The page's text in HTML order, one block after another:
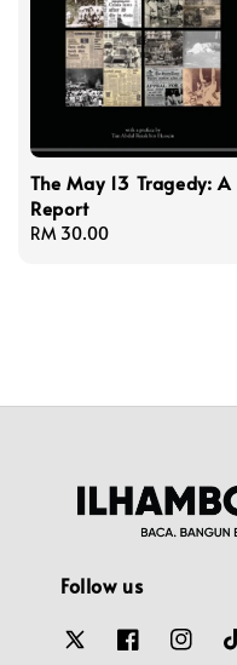
The May 13 Tragedy: A
Report
Regular
RM 30.00
Follow us